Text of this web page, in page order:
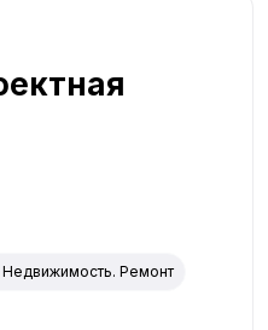
Недвижимость. Ремонт